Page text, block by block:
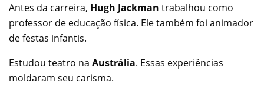
Antes da carreira, Hugh Jackman trabalhou como
professor de educação física. Ele também foi animador
de festas infantis.
Estudou teatro na Austrália. Essas experiências
moldaram seu carisma.